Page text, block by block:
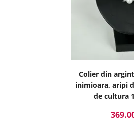
Colier din
inimioara, aripi
de cultura